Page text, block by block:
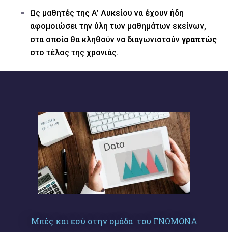
Ως μαθητές της Α’ Λυκείου να έχουν ήδη
αφομοιώσει την ύλη των μαθημάτων εκείνων,
στα οποία θα κληθούν να διαγωνιστούν γραπτώς
στο τέλος της χρονιάς.
Μπές και εσύ στην ομάδα του ΓΝΩΜΟΝΑ